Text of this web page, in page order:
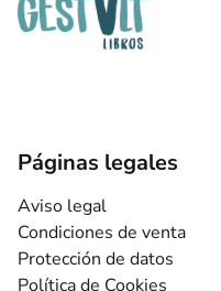
Páginas legales
Aviso legal
Condiciones de venta
Protección de datos
Política de Cookies